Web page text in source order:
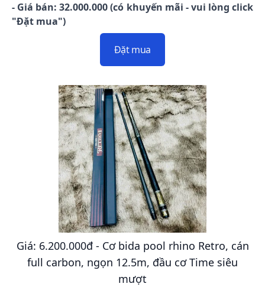
- Giá bán: 32.000.000 (có khuyến mãi - vui lòng click
"Đặt mua")
Đặt mua
Giá: 6.200.000đ - Cơ bida pool rhino Retro, cán
full carbon, ngọn 12.5m, đầu cơ Time siêu
mượt